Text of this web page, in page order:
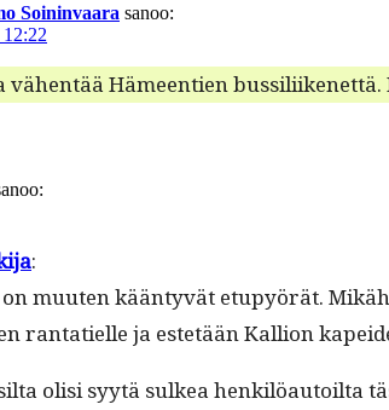
Soininvaara sanoo:
vähen­tää Hämeen­tien
:
muuten kään­tyvät etupyörät.
rantatielle ja estetään Kallion
olisi syytä sulkea henkilöau­toil­ta